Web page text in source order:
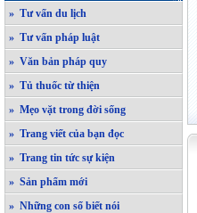
» Tư vấn du lịch
» Tư vấn pháp luật
» Văn bản pháp quy
» Tủ thuốc từ thiện
» Mẹo vặt trong đời sống
» Trang viết của bạn đọc
» Trang tin tức sự kiện
» Sản phẩm mới
» Những con số biết nói